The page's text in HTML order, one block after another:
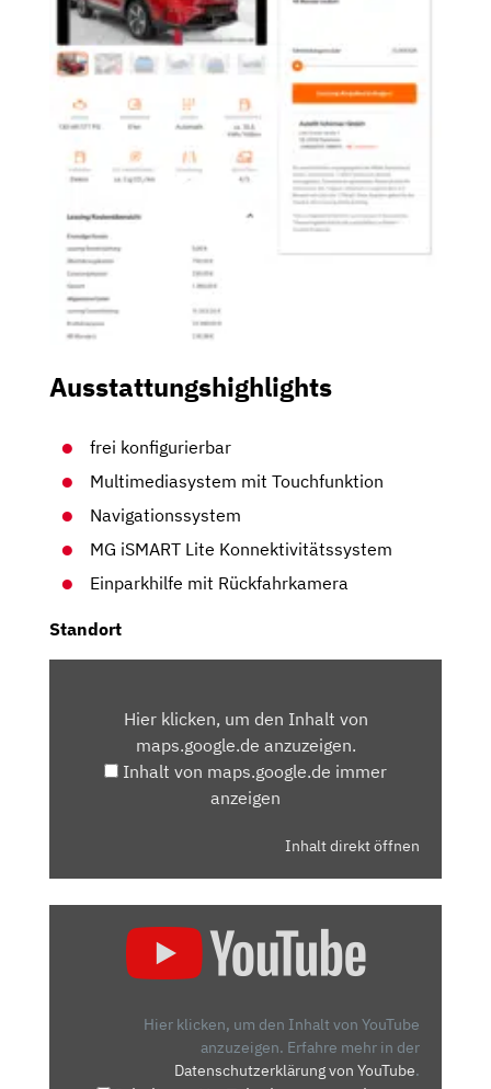
Ausstattungshighlights
frei konfigurierbar
Multimediasystem mit Touchfunktion
Navigationssystem
MG iSMART Lite Konnektivitätssystem
Einparkhilfe mit Rückfahrkamera
Standort
MAPS.GOOGLE.DEHier klicken, um den Inhalt von
maps.google.de anzuzeigen.
Inhalt von maps.google.de immer
anzeigen
Inhalt direkt öffnen
Hier klicken, um den Inhalt von YouTube
anzuzeigen. Erfahre mehr in der
Datenschutzerklärung von YouTube.